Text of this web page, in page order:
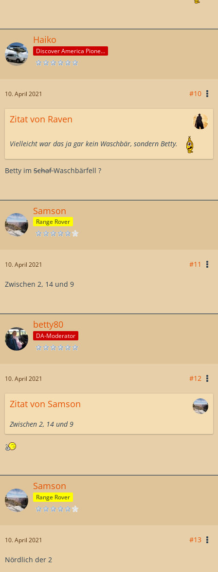
Haiko
Discover America Pioneer
10. April 2021 #10
Zitat von Raven
Vielleicht war das ja gar kein Waschbär, sondern Betty.
Betty im SchafWaschbärfell ?
Samson
Range Rover
10. April 2021 #11
Zwischen 2, 14 und 9
betty80
DA-Moderator
10. April 2021 #12
Zitat von Samson
Zwischen 2, 14 und 9
Samson
Range Rover
10. April 2021 #13
Nördlich der 2